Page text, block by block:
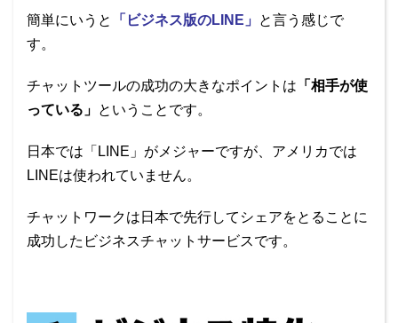
簡単にいうと 「ビジネス版のLINE」
と言う感じで
す。
チャットツールの成功の大きなポイントは 「相手が使
っている」 ということです。
日本では「LINE」がメジャーですが、アメリカでは
LINEは使われていません。
チャットワークは日本で先行してシェアをとることに
成功したビジネスチャットサービスです。